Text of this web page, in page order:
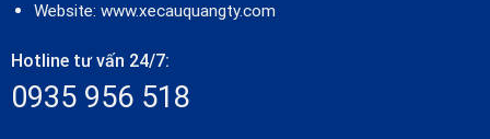
Website: www.xecauquangty.com
Hotline tư vấn 24/7:
0935 956 518